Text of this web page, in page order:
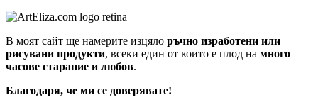
В моят сайт ще намерите изцяло ръчно изработени или
рисувани продукти, всеки един от които е плод на много
часове старание и любов.
Благодаря, че ми се доверявате!